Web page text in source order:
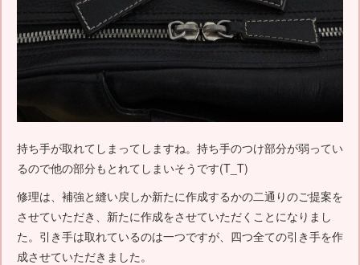
持ち手が取れてしまってしますね。持ち手のつけ部分が弱ってい
るので他の部分もとれてしまいそうです(T_T)
修理は、補強と縫い戻しか新たに作成するかの二通りのご提案を
させていただき、新たに作成をさせていただくことになりまし
た。引き手は取れているのは一つですが、四つ全ての引き手を作
成させていただきました。